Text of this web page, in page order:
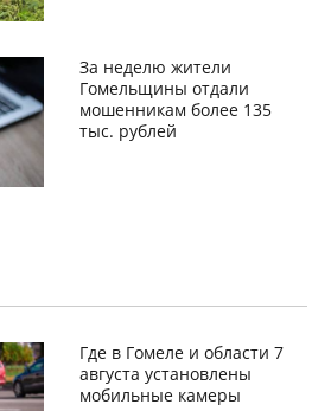
За неделю жители
Гомельщины отдали
мошенникам более 135
тыс. рублей
Где в Гомеле и области 7
августа установлены
мобильные камеры